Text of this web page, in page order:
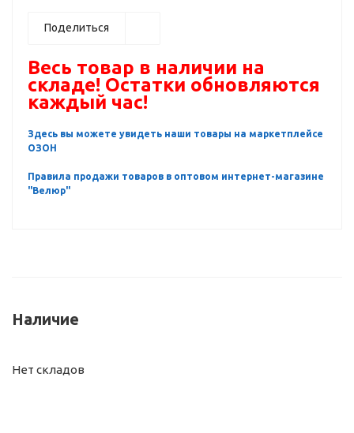
Поделиться
Весь товар в наличии на
складе! Остатки обновляются
каждый час!
Здесь вы можете увидеть наши товары на маркетплейсе
ОЗОН
Правила продажи товаров в оптовом интернет-магазине
"Велюр"
Наличие
Нет складов